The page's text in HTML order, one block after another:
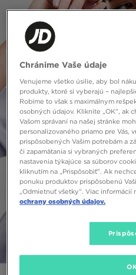
Chránime Vaše údaje
Venujeme všetko úsilie, aby bol
produkty, ktoré si vyberajú –
Robíme to však s maximálnym
osobných údajov. Kliknite „OK”, ak
Vašom správaní na našej stránke
personalizovaného priamo pre Vás,
prispôsobených Vašim potrebám a
či zapamätania si vybraných
nastavenia týkajúce sa súborov
kliknutím na „Prispôsobiť”. Ak
ponuku produktov prispôsobenú
„Odmietnuť všetky”. Viac informácií
ochrany osobných údajov.